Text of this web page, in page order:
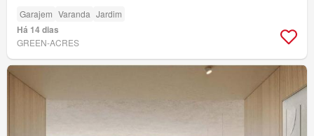
Garajem Varanda Jardim
Há 14 dias
GREEN-ACRES